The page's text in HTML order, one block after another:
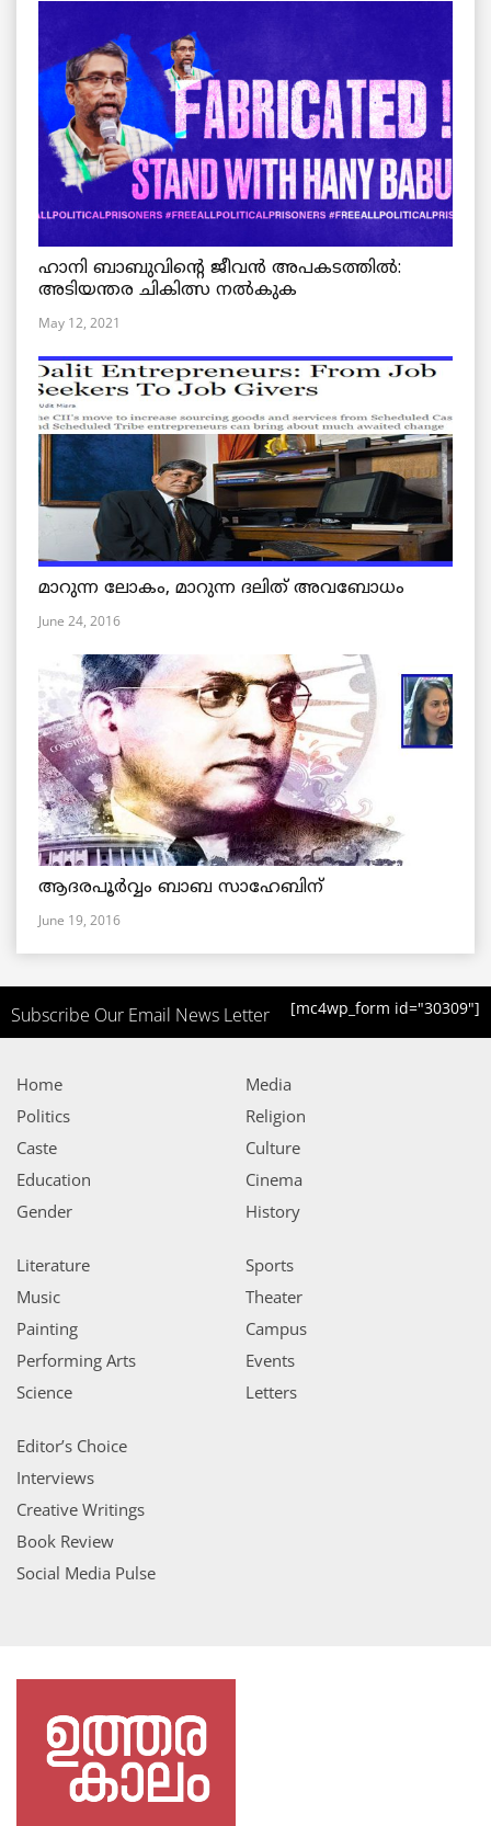
ഹാനി ബാബുവിന്റെ ജീവൻ അപകടത്തിൽ:
അടിയന്തര ചികിത്സ നൽകുക
May 12, 2021
മാറുന്ന ലോകം, മാറുന്ന ദലിത് അവബോധം
June 24, 2016
ആദരപൂര്‍വ്വം ബാബ സാഹേബിന്
June 19, 2016
Subscribe Our Email News Letter [mc4wp_form id="30309"]
Home
Politics
Caste
Education
Gender
Media
Religion
Culture
Cinema
History
Literature
Music
Painting
Performing Arts
Science
Sports
Theater
Campus
Events
Letters
Editor’s Choice
Interviews
Creative Writings
Book Review
Social Media Pulse